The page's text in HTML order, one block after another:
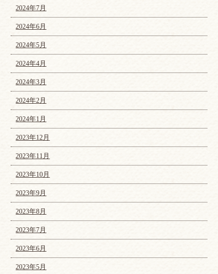
2024年7月
2024年6月
2024年5月
2024年4月
2024年3月
2024年2月
2024年1月
2023年12月
2023年11月
2023年10月
2023年9月
2023年8月
2023年7月
2023年6月
2023年5月